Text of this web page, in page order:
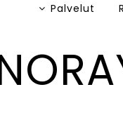
Palvelut